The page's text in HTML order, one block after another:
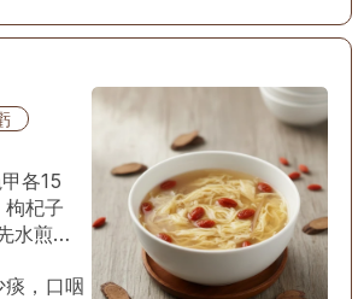
各15
枸杞子
水煎三
，口咽